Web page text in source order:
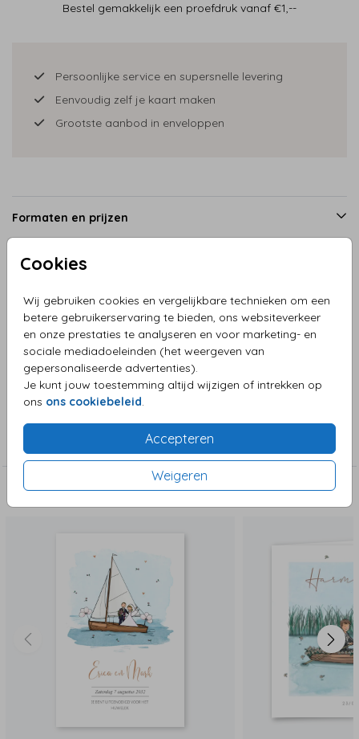
Cookies
Wij gebruiken cookies en vergelijkbare technieken om een
betere gebruikerservaring te bieden, ons websiteverkeer
en onze prestaties te analyseren en voor marketing- en
sociale mediadoeleinden (het weergeven van
gepersonaliseerde advertenties).
Je kunt jouw toestemming altijd wijzigen of intrekken op
ons ons cookiebeleid.
Accepteren
Weigeren
Bestel gemakkelijk een proefdruk vanaf €1,--
Persoonlijke service en supersnelle levering
Eenvoudig zelf je kaart maken
Grootste aanbod in enveloppen
Formaten en prijzen
Omschrijving
Trouwkaart mannen op de fiets met hartjes. Teksten zijn
naar wens aanpasbaar.